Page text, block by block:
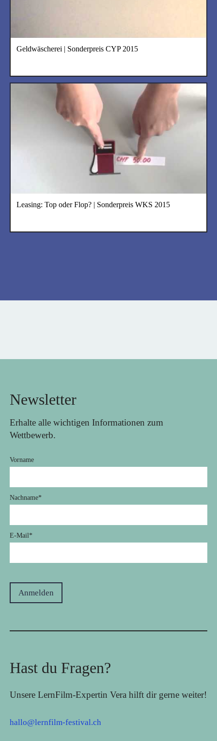
Geldwäscherei | Sonderpreis CYP 2015
Leasing: Top oder Flop? | Sonderpreis WKS 2015
Newsletter
Erhalte alle wichtigen Informationen zum
Wettbewerb.
Vorname
Nachname*
E-Mail *
Hast du Fragen?
Unsere LernFilm-Expertin Vera hilft dir gerne weiter!
hallo@lernfilm-festival.ch